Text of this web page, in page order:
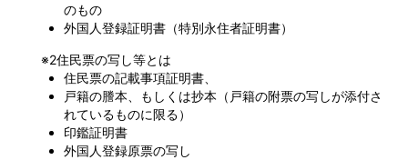
のもの
外国人登録証明書（特別永住者証明書）
※2住民票の写し等とは
住民票の記載事項証明書、
戸籍の謄本、もしくは抄本（戸籍の附票の写しが添付さ
れているものに限る）
印鑑証明書
外国人登録原票の写し